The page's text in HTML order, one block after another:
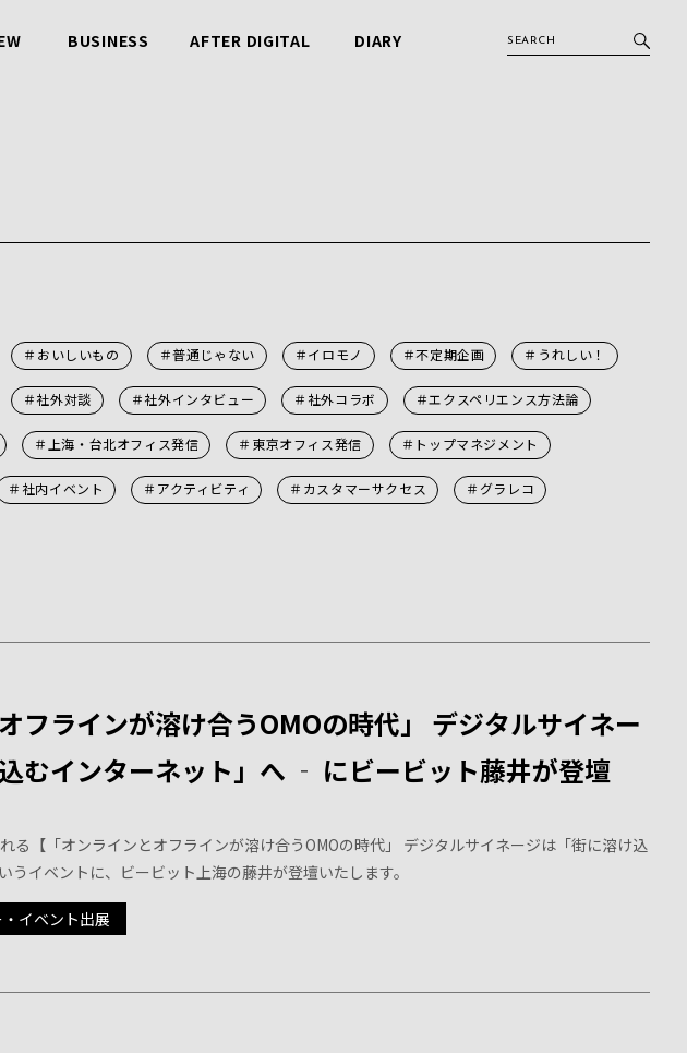
BUSINESS AFTER DIGITAL DIARY
＃おいしいもの ＃普通じゃない ＃イロモノ ＃不定期企画 ＃うれしい！
＃社外対談 ＃社外インタビュー ＃社外コラボ ＃エクスペリエンス方法論
＃上海・台北オフィス発信 ＃東京オフィス発信 ＃トップマネジメント
＃社内イベント ＃アクティビティ ＃カスタマーサクセス ＃グラレコ
フラインが溶け合うOMOの時代」 デジタルサイネー
むインターネット」へ ‐ にビービット藤井が登壇
る【「オンラインとオフラインが溶け合うOMOの時代」 デジタルサイネージは「街に溶け込
うイベントに、ビービット上海の藤井が登壇いたします。
イベント出展